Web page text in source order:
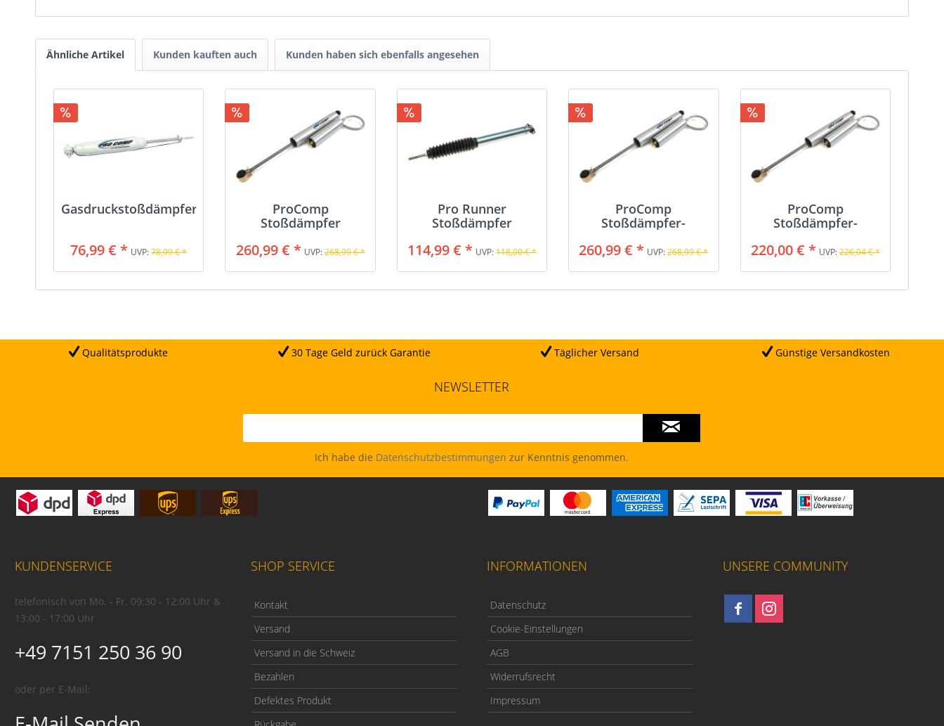
Ähnliche Artikel Kunden kauften auch Kunden haben sich ebenfalls angesehen
Gasdruckstoßdämpfer
76,99 € * UVP:78,99 € *
ProComp
Stoßdämpfer
260,99 € * UVP:268,99 € *
Pro Runner
Stoßdämpfer
114,99 € * UVP:118,00 € *
ProComp
Stoßdämpfer-
260,99 € * UVP:268,99 € *
ProComp
Stoßdämpfer-
220,00 € * UVP:226,04 € *
Qualitätsprodukte 30 Tage Geld zurück Garantie Täglicher Versand Günstige Versandkosten
NEWSLETTER
Ich habe die Datenschutzbestimmungen zur Kenntnis genommen.
KUNDENSERVICE
telefonisch von Mo. - Fr. 09:30 - 12:00 Uhr &
13:00 - 17:00 Uhr
+49 7151 250 36 90
oder per E-Mail:
SHOP SERVICE
Kontakt
Versand
Versand in die Schweiz
Bezahlen
Defektes Produkt
INFORMATIONEN
Datenschutz
Cookie-Einstellungen
AGB
Widerrufsrecht
Impressum
UNSERE COMMUNITY